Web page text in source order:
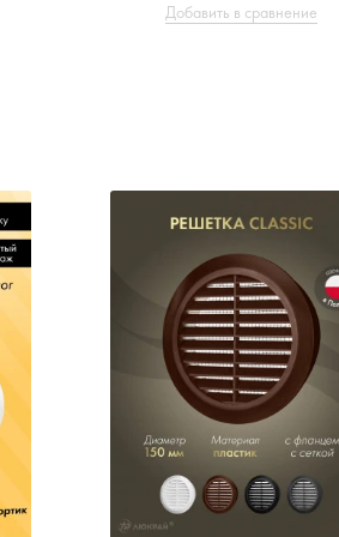
Добавить в сравнение